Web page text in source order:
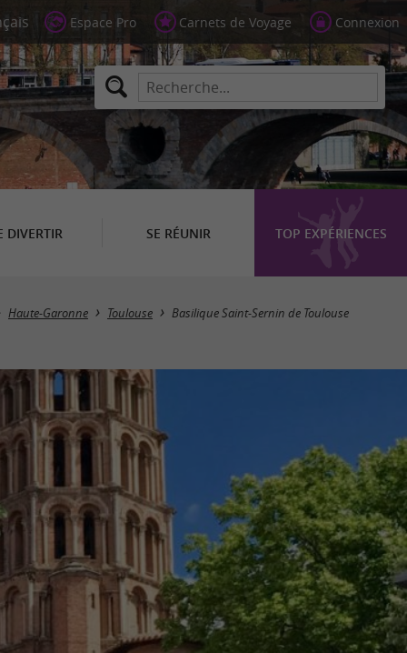
Espace Pro Carnets de Voyage Connexion
DIVERTIR SE RÉUNIR TOP EXPÉRIENCES
Haute-Garonne Toulouse Basilique Saint-Sernin de Toulouse